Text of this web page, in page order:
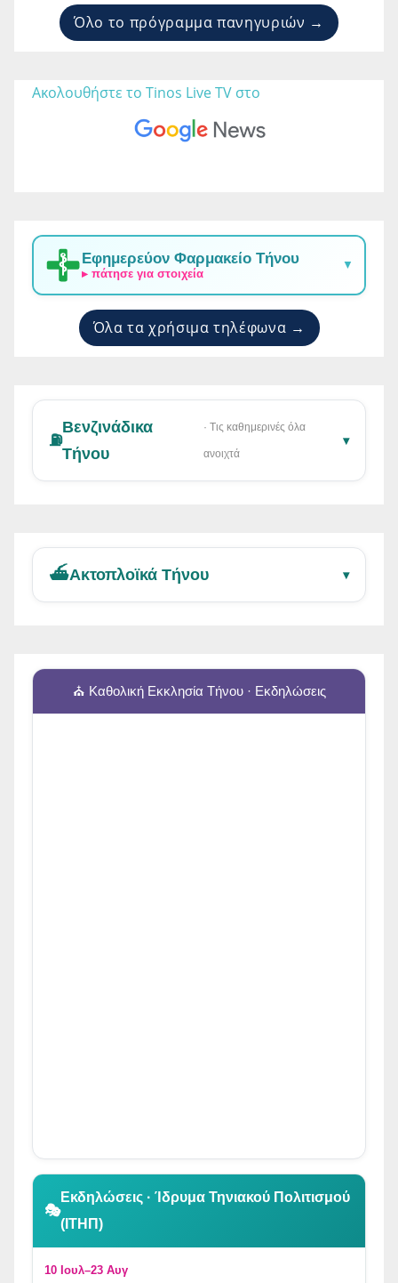
Όλο το πρόγραμμα πανηγυριών →
Ακολουθήστε το Tinos Live TV στο
Εφημερεύον Φαρμακείο Τήνου
▸ πάτησε για στοιχεία
▼
Όλα τα χρήσιμα τηλέφωνα →
⛽
Βενζινάδικα
Τήνου
· Τις καθημερινές όλα
ανοιχτά
▾
⛴️Ακτοπλοϊκά Τήνου ▾
⛪ Καθολική Εκκλησία Τήνου · Εκδηλώσεις
👆 Κλικ για περιήγηση
🎭
Εκδηλώσεις · Ίδρυμα Τηνιακού Πολιτισμού
(ΙΤΗΠ)
10 Ιουλ–23 Αυγ